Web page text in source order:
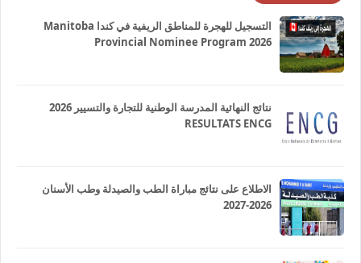
التسجيل للهجرة للمناطق الريفية في كندا Manitoba
Provincial Nominee Program 2026
نتائج النهائية المدرسة الوطنية للتجارة والتسيير 2026
RESULTATS ENCG
الاطلاع على نتائج مباراة الطب والصيدلة وطب الأسنان
2026-2027